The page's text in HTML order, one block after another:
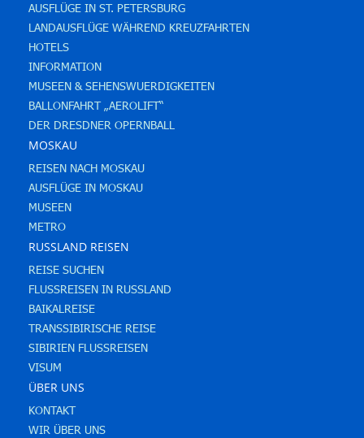
AUSFLÜGE IN ST. PETERSBURG
LANDAUSFLÜGE WÄHREND KREUZFAHRTEN
HOTELS
INFORMATION
MUSEEN & SEHENSWUERDIGKEITEN
BALLONFAHRT „AEROLIFT“
DER DRESDNER OPERNBALL
MOSKAU
REISEN NACH MOSKAU
AUSFLÜGE IN MOSKAU
MUSEEN
METRO
RUSSLAND REISEN
REISE SUCHEN
FLUSSREISEN IN RUSSLAND
BAIKALREISE
TRANSSIBIRISCHE REISE
SIBIRIEN FLUSSREISEN
VISUM
ÜBER UNS
KONTAKT
WIR ÜBER UNS